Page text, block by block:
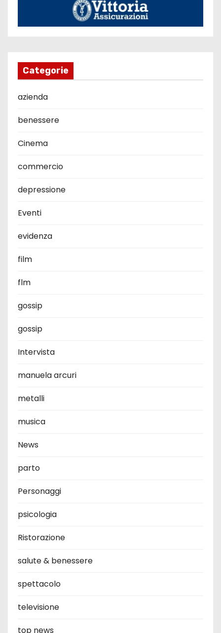
Categorie
azienda
benessere
Cinema
commercio
depressione
Eventi
evidenza
film
flm
gossip
gossip
Intervista
manuela arcuri
metalli
musica
News
parto
Personaggi
psicologia
Ristorazione
salute & benessere
spettacolo
televisione
top news